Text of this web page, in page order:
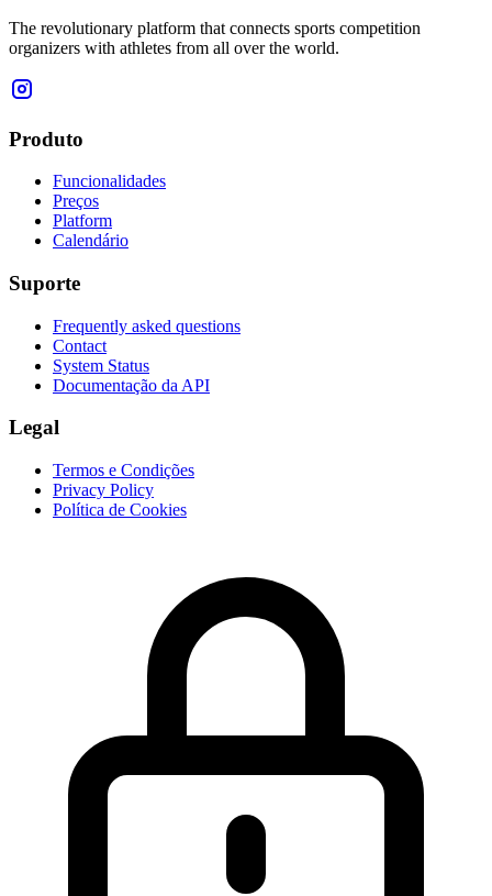
The revolutionary platform that connects sports competition
organizers with athletes from all over the world.
Produto
Funcionalidades
Preços
Platform
Calendário
Suporte
Frequently asked questions
Contact
System Status
Documentação da API
Legal
Termos e Condições
Privacy Policy
Política de Cookies